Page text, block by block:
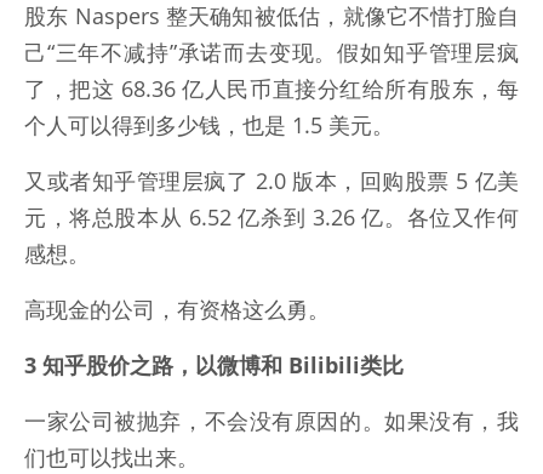
股东 Naspers 整天确知被低估，就像它不惜打脸自
己“三年不减持”承诺而去变现。假如知乎管理层疯
了，把这 68.36 亿人民币直接分红给所有股东，每
个人可以得到多少钱，也是 1.5 美元。
又或者知乎管理层疯了 2.0 版本，回购股票 5 亿美
元，将总股本从 6.52 亿杀到 3.26 亿。各位又作何
感想。
高现金的公司，有资格这么勇。
3 知乎股价之路，以微博和 Bilibili类比
一家公司被抛弃，不会没有原因的。如果没有，我
们也可以找出来。